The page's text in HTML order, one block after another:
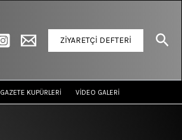
ZİYARETÇİ DEFTERİ
GAZETE KUPÜRLERİ VİDEO GALERİ